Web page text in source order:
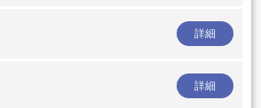
詳細
詳細